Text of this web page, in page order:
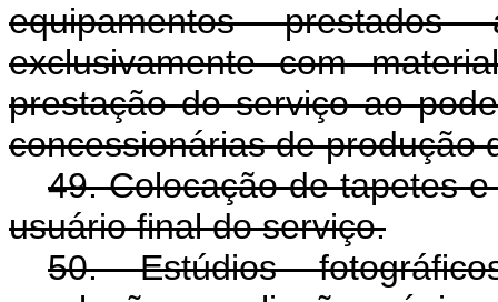
equipamentos
exclusivamente com
prestação do serviço ao
concessionárias de produção
49. Colocação de tapetes
usuário final do serviço.
50. Estúdios